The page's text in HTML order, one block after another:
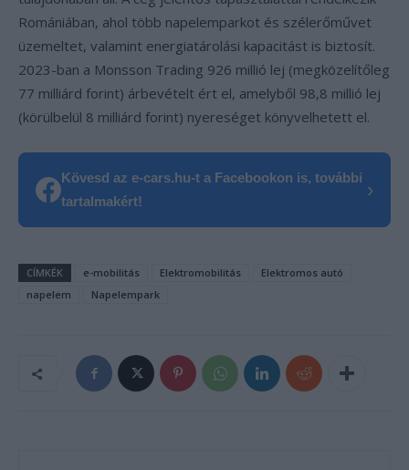
Romániában, ahol több napelemparkot és szélerőművet
üzemeltet, valamint energiatárolási kapacitást is biztosít.
2023-ban a Monsson Trading 926 millió lej (megközelítőleg
77 milliárd forint) árbevételt ért el, amelyből 98,8 millió lej
(körülbelül 8 milliárd forint) nyereséget könyvelhetett el.
Kövesd az e-cars.hu-t a Facebookon is, további
tartalmakért!
›
CÍMKÉK e-mobilitás Elektromobilitás
Elektromos autó
napelem
Napelempark